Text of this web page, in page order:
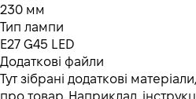
230 мм
Тип лампи
Е27 G45 LED
Додаткові файли
Тут зібрані додаткові
про товар. Наприклад,